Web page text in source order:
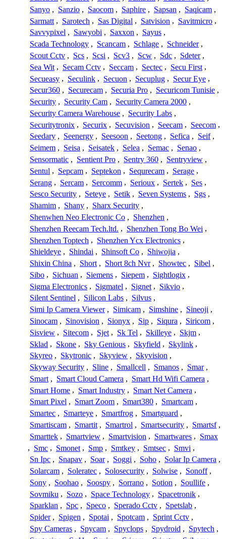
Sanyo , Sanzio , Saocom , Saphire , Sapsan , Saqicam ,
Sarmatt , Sarotech , Sas Digital , Satvision , Savitmicro ,
Savvypixel , Sawyobi , Saxxon , Sayus ,
Scada Technology , Scancam , Schlage , Schneider ,
Scout Cctv , Scs , Scsi , Scv3 , Scw , Sdc , Sdeter ,
Sea Wit , Secam Cctv , Seccam , Sectec , Secu First ,
Secueasy , Seculink , Secuon , Secuplug , Secur Eye ,
Secur360 , Securecam , Securia Pro , Securicom Tunisie ,
Security , Security Cam , Security Camera 2000 ,
Security Camera Warehouse , Security Labs ,
Securitytronix , Securix , Secuvision , Seecam , Seecom ,
Seedary , Seenergy , Seesoon , Seetong , Sefica , Seif ,
Seimem , Seisa , Seisatek , Selea , Semac , Senao ,
Sensormatic , Sentient Pro , Sentry 360 , Sentryview ,
Sentul , Sepcam , Septekon , Sequrecam , Serage ,
Serang , Sercam , Sercomm , Serioux , Sertek , Ses ,
Sesco Security , Seteye , Setik , Seven Systems , Sgs ,
Shamim , Shany , Sharx Security ,
Shenwhen Neo Electronic Co , Shenzhen ,
Shenzhen Reecam Tech.ltd. , Shenzhen Tong Bo Wei ,
Shenzhen Toptech , Shenzhen Ycx Electronics ,
Shieldeye , Shindai , Shinsoft Co , Shiwojia ,
Shixin China , Short , Short 8ch Nvr , Showtec , Sibel ,
Sibo , Sichuan , Siemens , Siepem , Sightlogix ,
Sigma Electronics , Sigmatel , Signet , Sikvio ,
Silent Sentinel , Silicon Labs , Silvus ,
Simi Ip Camera Viewer , Simicam , Simshine , Sineoji ,
Sinocam , Sinovision , Sionyx , Sip , Siqura , Siricom ,
Sisview , Sitecom , Sjet , Sk Tel , Skilleye , Skjm ,
Sklad , Skone , Sky Genious , Skyfield , Skylink ,
Skyreo , Skytronic , Skyview , Skyvision ,
Skyway Security , Sline , Smallcell , Smanos , Smar ,
Smart , Smart Cloud Camera , Smart Hd Wifi Camera ,
Smart Home , Smart Industry , Smart Net Camera ,
Smart Pixel , Smart Zoom , Smart380 , Smartcam ,
Smartec , Smarteye , Smartfrog , Smartguard ,
Smartiscam , Smartit , Smartrol , Smartsecurity , Smartsf ,
Smarttek , Smartview , Smartvision , Smartwares , Smax
, Smc , Smonet , Smp , Smtkey , Smtsec , Smvi ,
Sn Ipc , Snapav , Soar , Soggi , Soho , Solar Ip Camera ,
Solarcam , Soleratec , Solosecurity , Solwise , Sonoff ,
Sony , Soohao , Soospy , Sorrano , Sotion , Soullife ,
Sovmiku , Sozo , Space Technology , Spacetronik ,
Sparklan , Spc , Speco , Sperado Cctv , Spetslab ,
Spider , Spigen , Spotai , Spotcam , Sprint Cctv ,
Spy Cameras , Spycam , Spyclops , Spydroid , Spytech ,